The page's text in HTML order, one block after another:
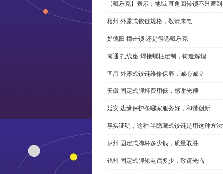
【戴乐克】表示：地域 直角回转锁不只遭
梧州 外露式铰链规格，敬请来电
好德阳 撞击锁 还是得选戴乐克
南通 扎线座-焊接螺柱定制，铸造辉煌
宜昌 外露式铰链维修保养，诚心诚立
安徽 固定式脚杯费用低，感谢光顾
延安 边缘保护条哪家服务好，和谐创新
事实证明，这种 半隐藏式铰链是用这种方
泸州 固定式脚杯多少钱，质量取胜
锦州 固定式脚轮电话多少，敬请光临